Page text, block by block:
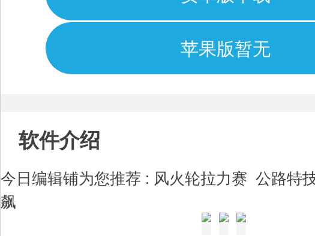
苹果版暂无
软件介绍
今日编辑铺为您推荐 : 风火轮拉力赛 公路特
飙